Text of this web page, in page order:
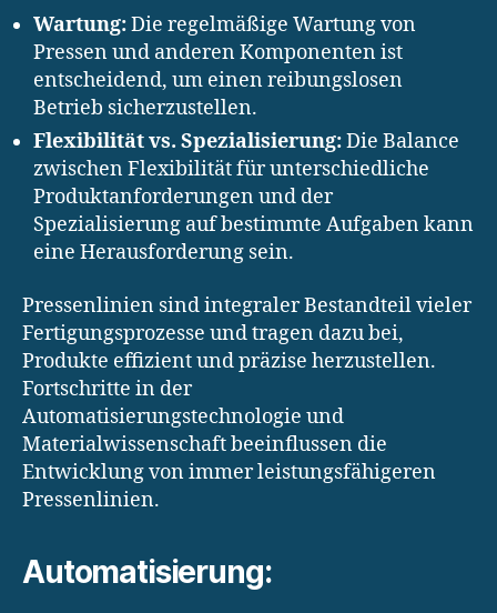
Wartung:Die regelmäßige Wartung von
Pressen und anderen Komponenten ist
entscheidend, um einen reibungslosen
Betrieb sicherzustellen.
Flexibilität vs. Spezialisierung:Die Balance
zwischen Flexibilität für unterschiedliche
Produktanforderungen und der
Spezialisierung auf bestimmte Aufgaben kann
eine Herausforderung sein.
Pressenlinien sind integraler Bestandteil vieler
Fertigungsprozesse und tragen dazu bei,
Produkte effizient und präzise herzustellen.
Fortschritte in der
Automatisierungstechnologie und
Materialwissenschaft beeinflussen die
Entwicklung von immer leistungsfähigeren
Pressenlinien.
Automatisierung: